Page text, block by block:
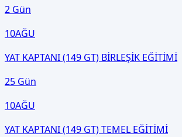
2 Gün
10AĞU
YAT KAPTANI (149 GT) BİRLEŞİK EĞİTİMİ
25 Gün
10AĞU
YAT KAPTANI (149 GT) TEMEL EĞİTİMİ